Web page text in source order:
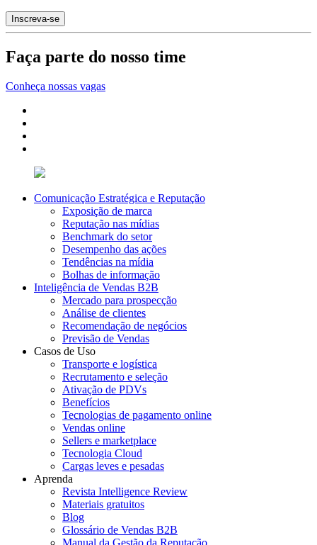
Faça parte do nosso time
Conheça nossas vagas
Comunicação Estratégica e Reputação
Exposição de marca
Reputação nas mídias
Benchmark do setor
Desempenho das ações
Tendências na mídia
Bolhas de informação
Inteligência de Vendas B2B
Mercado para prospecção
Análise de clientes
Recomendação de negócios
Previsão de Vendas
Casos de Uso
Transporte e logística
Recrutamento e seleção
Ativação de PDVs
Benefícios
Tecnologias de pagamento online
Vendas online
Sellers e marketplace
Tecnologia Cloud
Cargas leves e pesadas
Aprenda
Revista Intelligence Review
Materiais gratuitos
Blog
Glossário de Vendas B2B